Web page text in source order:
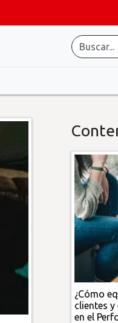
¿Cómo
clientes
en el